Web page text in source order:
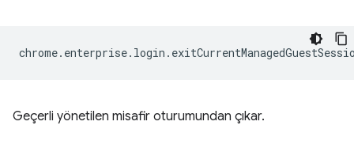
chrome. enterprise. login .
Geçerli yönetilen misafir oturumundan çıkar.